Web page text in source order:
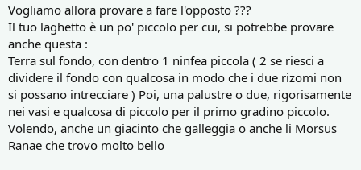
Vogliamo allora provare a fare l'opposto ???
Il tuo laghetto è un po' piccolo per cui, si potrebbe provare
anche questa :
Terra sul fondo, con dentro 1 ninfea piccola ( 2 se riesci a
dividere il fondo con qualcosa in modo che i due rizomi non
si possano intrecciare ) Poi, una palustre o due, rigorisamente
nei vasi e qualcosa di piccolo per il primo gradino piccolo.
Volendo, anche un giacinto che galleggia o anche li Morsus
Ranae che trovo molto bello